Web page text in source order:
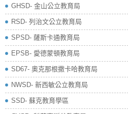
GHSD- 金山公立教育局
RSD- 列治文公立教育局
SPSD- 薩斯卡通教育局
EPSB- 愛德蒙頓教育局
SD67- 奧克那根撒卡哈教育局
NWSD- 新西敏公立教育局
SSD- 蘇克教育學區